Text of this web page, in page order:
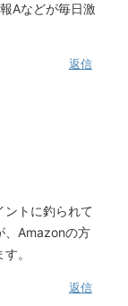
Aなどが毎日激
返信
ントに釣られて
、Amazonの方
。
返信